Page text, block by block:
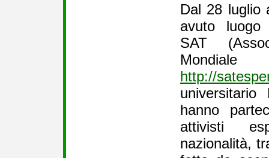
Dal 28 luglio
avuto luogo
SAT
http://
universitario
hanno
attivisti
nazionalità,